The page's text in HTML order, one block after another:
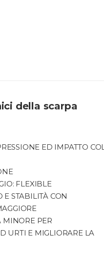
della scarpa
ED IMPATTO
FLEXIBLE
STABILITÀ CON
PER
URTI E MIGLIORARE LA